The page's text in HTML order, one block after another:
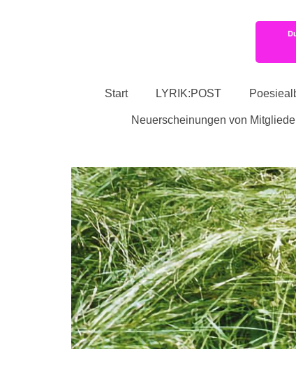
Start LYRIK:POST
Neuerscheinungen von